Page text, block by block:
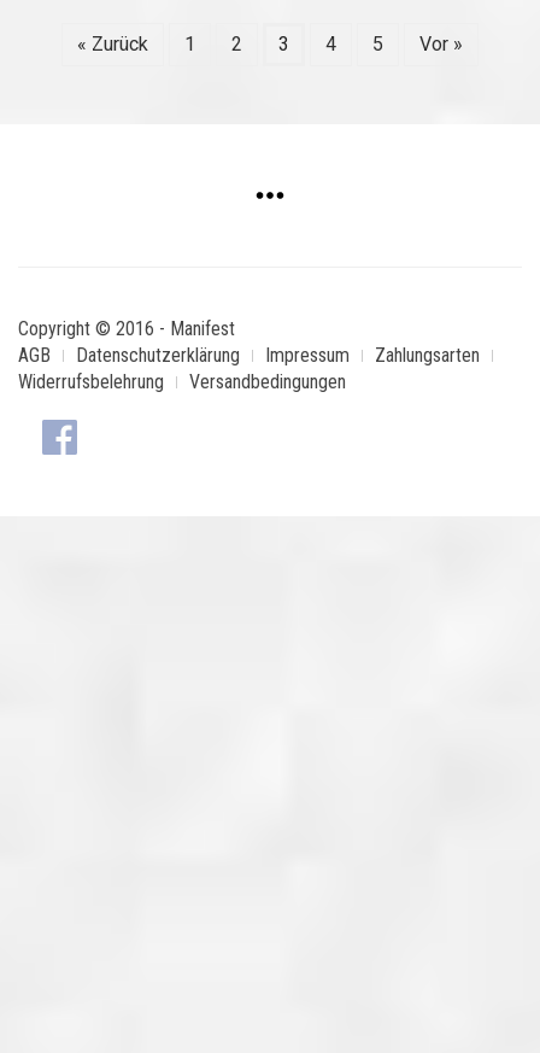
« Zurück 1 2 3 4 5 Vor »
Copyright © 2016 - Manifest
AGB
Datenschutzerklärung Impressum
Zahlungsarten
Widerrufsbelehrung
Versandbedingungen